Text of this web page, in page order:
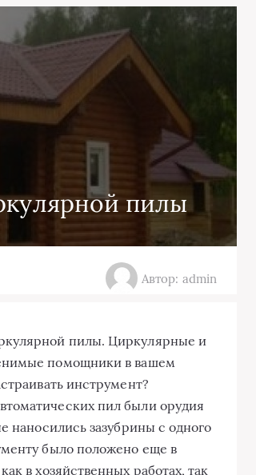
пилы
Автор: admin
пилы. Циркулярные и
помощники в вашем
инструмент?
пил были орудия
наносились зазубрины с одного
было положено еще в
в хозяйственных работах, так